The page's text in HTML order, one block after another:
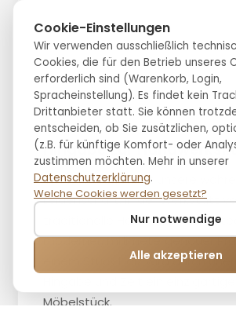
Hingabe zur
Unser Handwerk ist unsere wahre
Leidenschaft. In der Werkstatt
traditionelle
moderner, millimetergenauer
einem Stück Holz wird durch
Möbelstück.
Cookie-Einstellungen
Wir verwenden ausschließlich
Cookies, die für den Betrieb unseres
erforderlich sind (Warenkorb, Login,
Spracheinstellung). Es findet kein
Drittanbieter statt. Sie können
entscheiden, ob Sie zusätzlichen,
(z.B. für künftige Komfort- oder
zustimmen möchten. Mehr in unserer
Datenschutzerklärung.
Welche Cookies werden gesetzt?
Nur notwendige
Alle akzeptieren